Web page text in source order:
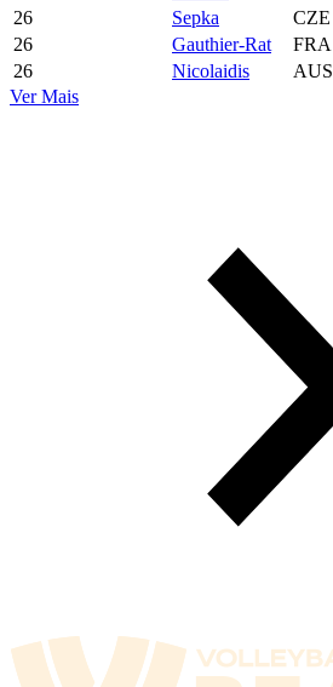
26
Sepka CZE
26
Gauthier-Rat FRA
26
Nicolaidis AUS
Ver Mais